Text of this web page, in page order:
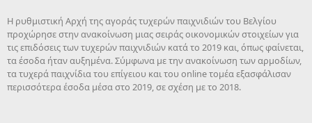
Η ρυθμιστική Αρχή της αγοράς τυχερών παιχνιδιών του Βελγίου
προχώρησε στην ανακοίνωση μιας σειράς οικονομικών στοιχείων για
τις επιδόσεις των τυχερών παιχνιδιών κατά το 2019 και, όπως φαίνεται,
τα έσοδα ήταν αυξημένα. Σύμφωνα με την ανακοίνωση των αρμοδίων,
τα τυχερά παιχνίδια του επίγειου και του online τομέα εξασφάλισαν
περισσότερα έσοδα μέσα στο 2019, σε σχέση με το 2018.